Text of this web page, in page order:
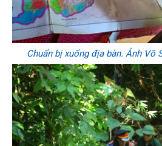
Chuẩn bị xuống địa bàn. Ảnh Võ